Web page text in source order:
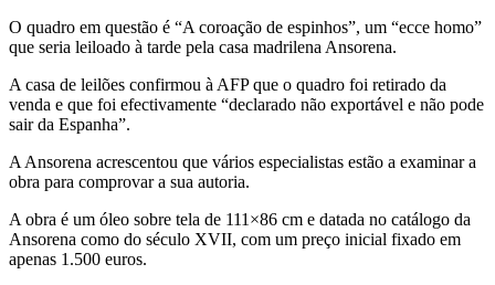
O quadro em questão é “A coroação de espinhos”, um “ecce homo”
que seria leiloado à tarde pela casa madrilena Ansorena.
A casa de leilões confirmou à AFP que o quadro foi retirado da
venda e que foi efectivamente “declarado não exportável e não pode
sair da Espanha”.
A Ansorena acrescentou que vários especialistas estão a examinar a
obra para comprovar a sua autoria.
A obra é um óleo sobre tela de 111×86 cm e datada no catálogo da
Ansorena como do século XVII, com um preço inicial fixado em
apenas 1.500 euros.